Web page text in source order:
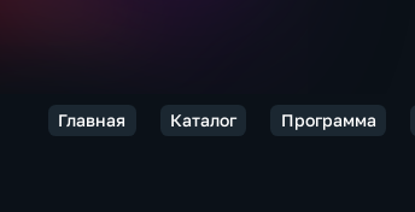
Главная Каталог Программа